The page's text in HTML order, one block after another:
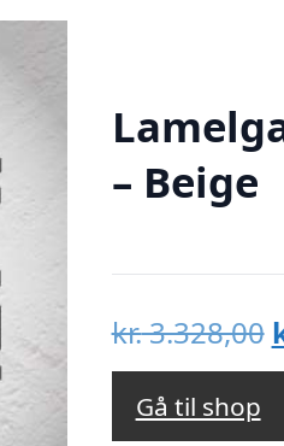
– Beige
kr.3.328,00
Gå til shop